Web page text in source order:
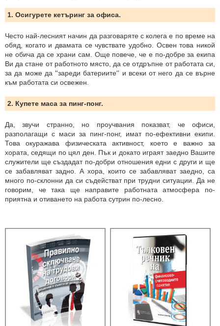
1. Осигурете кетъринг за офиса.
Често най-лесният начин да разговаряте с колега е по време на
обяд, когато и двамата се чувствате удобно. Освен това никой
не обича да се храни сам. Още повече, че е по-добре за екипа
Ви да стане от работното място, да се отдръпне от работата си,
за да може да ''зареди батериите'' и всеки от него да се върне
към работата си освежен.
2. Купете маса за пинг-понг.
Да, звучи странно, но проучвания показват, че офиси,
разполагащи с маси за пинг-понг, имат по-ефективни екипи.
Това окуражава физическата активност, което е важно за
хората, седящи по цял ден. Пък и докато играят заедно Вашите
служители ще създадат по-добри отношения едни с други и ще
се забавляват задно. А хора, които се забавляват заедно, са
много по-склонни да си съдействат при трудни ситуации. Да не
говорим, че така ще направите работната атмосфера по-
приятна и отиването на работа сутрин по-лесно.